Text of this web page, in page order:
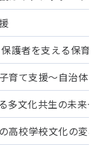
護者を支える保育
て支援～自治体・
多文化共生の未来
校――学校文化の変